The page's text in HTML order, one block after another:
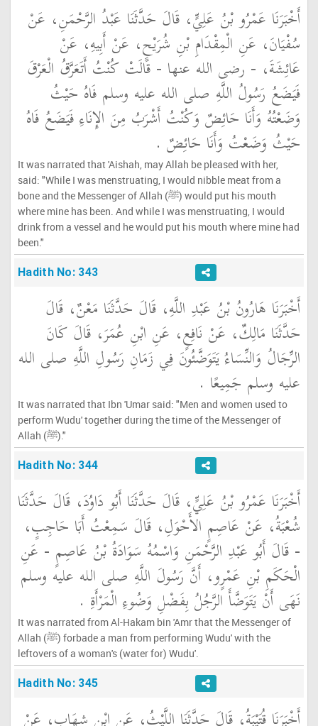
أَخْبَرَنَا عَمْرُو بْنُ عَلِيٍّ، قَالَ حَدَّثَنَا عَبْدُ الرَّحْمَنِ، عَنْ
سُفْيَانَ، عَنِ الْمِقْدَامِ بْنِ شُرَيْحٍ، عَنْ أَبِيهِ، عَنْ
عَائِشَةَ، - رضى الله عنها - قَالَتْ كُنْتُ أَتَعَرَّقُ الْعَرْقَ
فَيَضَعُ رَسُولُ اللَّهِ صلى الله عليه وسلم فَاهُ حَيْثُ
وَضَعْتُهُ وَأَنَا حَائِضٌ وَكُنْتُ أَشْرَبُ مِنَ الإِنَاءِ فَيَضَعُ فَاهُ
حَيْثُ وَضَعْتُ وَأَنَا حَائِضٌ ‏.‏
It was narrated that 'Aishah, may Allah be pleased with her,
said: "While I was menstruating, I would nibble meat from a
bone and the Messenger of Allah (ﷺ) would put his mouth
where mine has been. And while I was menstruating, I would
drink from a vessel and he would put his mouth where mine had
been."
Hadith No: 343
أَخْبَرَنَا هَارُونُ بْنُ عَبْدِ اللَّهِ، قَالَ حَدَّثَنَا مَعْنٌ، قَالَ
حَدَّثَنَا مَالِكٌ، عَنْ نَافِعٍ، عَنِ ابْنِ عُمَرَ، قَالَ كَانَ
الرِّجَالُ وَالنِّسَاءُ يَتَوَضَّئُونَ فِي زَمَانِ رَسُولِ اللَّهِ صلى الله
عليه وسلم جَمِيعًا ‏.‏
It was narrated that Ibn 'Umar said: "Men and women used to
perform Wudu' together during the time of the Messenger of
Allah (ﷺ)."
Hadith No: 344
أَخْبَرَنَا عَمْرُو بْنُ عَلِيٍّ، قَالَ حَدَّثَنَا أَبُو دَاوُدَ، قَالَ حَدَّثَنَا
شُعْبَةُ، عَنْ عَاصِمٍ الأَحْوَلِ، قَالَ سَمِعْتُ أَبَا حَاجِبٍ،
- قَالَ أَبُو عَبْدِ الرَّحْمَنِ وَاسْمُهُ سَوَادَةُ بْنُ عَاصِمٍ - عَنِ
الْحَكَمِ بْنِ عَمْرٍو، أَنَّ رَسُولَ اللَّهِ صلى الله عليه وسلم
نَهَى أَنْ يَتَوَضَّأَ الرَّجُلُ بِفَضْلِ وَضُوءِ الْمَرْأَةِ ‏.‏
It was narrated from Al-Hakam bin 'Amr that the Messenger of
Allah (ﷺ) forbade a man from performing Wudu' with the
leftovers of a woman's (water for) Wudu'.
Hadith No: 345